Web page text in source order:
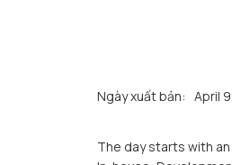
Ngày xuất bản: April
The day starts with